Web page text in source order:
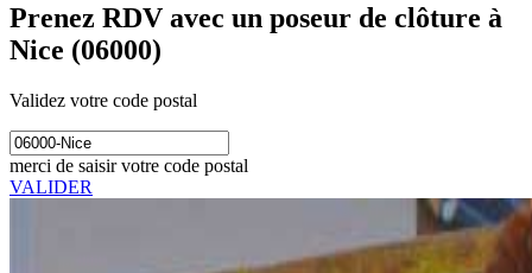
Prenez RDV avec un poseur de clôture à
Nice (06000)
Validez votre code postal
merci de saisir votre code postal
VALIDER